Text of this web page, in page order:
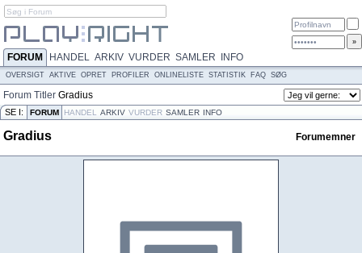
FORUM HANDEL ARKIV VURDER SAMLER INFO
OVERSIGT AKTIVE OPRET PROFILER ONLINELISTE STATISTIK FAQ SØG
Forum Titler Gradius
SE I: FORUM HANDEL ARKIV VURDER SAMLER INFO
Gradius Forumemner